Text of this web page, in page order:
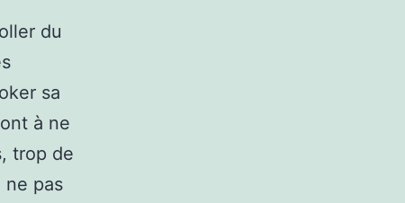
du
sa
à ne
trop de
ne pas